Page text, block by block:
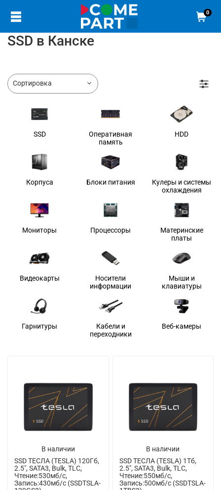
0
SSD в Канске
SSD
Оперативная
память
HDD
Корпуса Блоки питания
Кулеры и системы
охлаждения
Мониторы Процессоры
Материнские
платы
Видеокарты
Носители
информации
Мыши и
клавиатуры
Гарнитуры
Кабели и
переходники
Веб-камеры
В наличии
SSD ТЕСЛА (TESLA) 120Гб,
2.5", SATA3, Bulk, TLC,
Чтение:530мб/с,
Запись:430мб/с (SSDTSLA-
В наличии
SSD ТЕСЛА (TESLA) 1Тб,
2.5", SATA3, Bulk, TLC,
Чтение:550мб/с,
Запись:500мб/с (SSDTSLA-